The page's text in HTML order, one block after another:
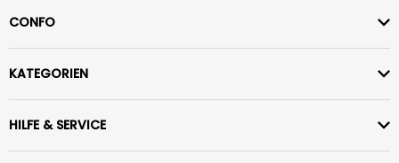
CONFO
KATEGORIEN
HILFE & SERVICE